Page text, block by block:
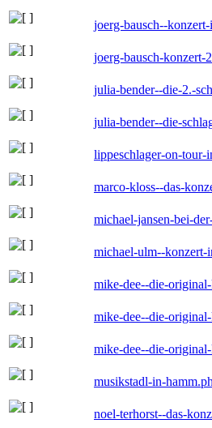
joerg-bausch--
joerg-bausch-konzert-
julia-bender--die-2.-
julia-bender--die-
lippeschlager-on-tour-
marco-kloss--das-
michael-jansen-bei-
michael-ulm--konzert-
mike-dee--die-
mike-dee--die-
mike-dee--die-
musikstadl-in-
noel-terhorst--das-